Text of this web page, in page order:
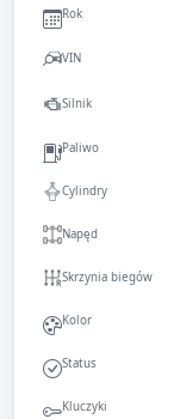
Rok
VIN
Silnik
Paliwo
Cylindry
Napęd
Skrzynia biegów
Kolor
Status
Kluczyki